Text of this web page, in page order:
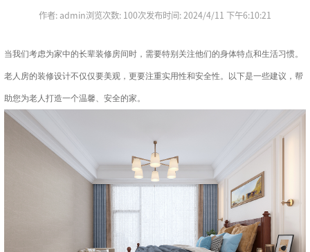
作者: admin浏览次数: 100次发布时间: 2024/4/11 下午6:10:21
当我们考虑为家中的长辈装修房间时，需要特别关注他们的身体特点和生活习惯。
老人房的装修设计不仅仅要美观，更要注重实用性和安全性。以下是一些建议，帮
助您为老人打造一个温馨、安全的家。